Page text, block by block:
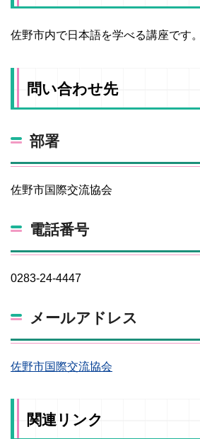
佐野市内で日本語を学べる講座です。
問い合わせ先
部署
佐野市国際交流協会
電話番号
0283-24-4447
メールアドレス
佐野市国際交流協会
関連リンク